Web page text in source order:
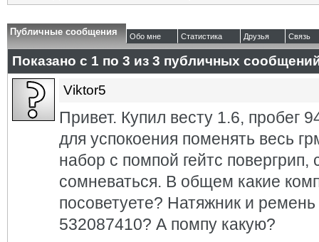
Публичные сообщения Обо мне Статистика Друзья Связь
Показано с 1 по 3 из 3 публичных
Viktor5
Привет. Купил весту 1.6, пробег
для успокоения поменять весь
набор с помпой гейтс повергрип,
сомневаться. В общем какие
посоветуете? Натяжник и
532087410? А помпу какую?